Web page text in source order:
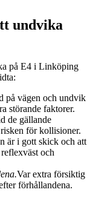
undvika
på E4 i Linköping
på vägen och undvik
störande faktorer.
de gällande
för kollisioner.
är i gott skick och att
och
Var extra försiktig
förhållandena.